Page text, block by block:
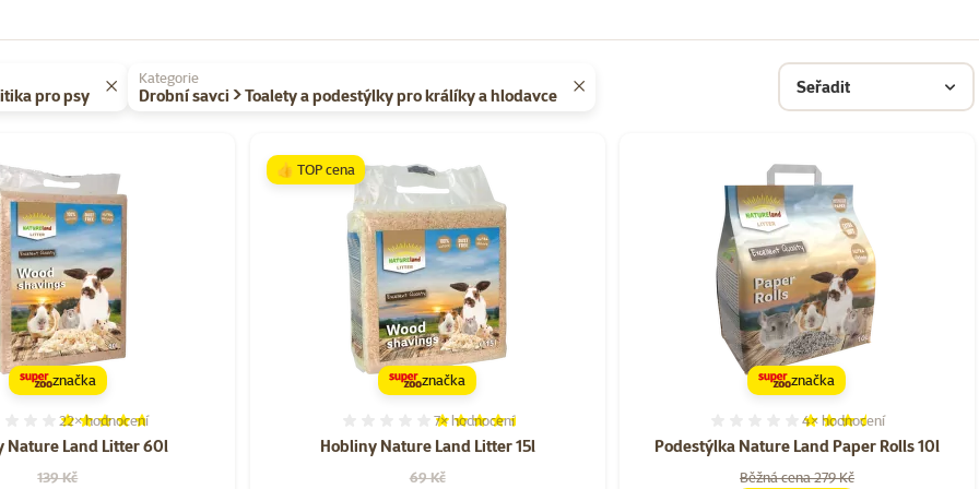
pro psy
Kategorie
Drobní savci > Toalety a podestýlky pro králíky a hlodavce Seřadit
Nature Land Litter 60l
Hodnocení 92%, počet hodnocení: 22
22×hodnocení
Původní cena
139 Kč
značka
Hobliny Nature Land Litter 15l
Hodnocení 89%, počet hodnocení: 7
7×hodnocení
Původní cena
69 Kč
👍 TOP cena
značka
Podestýlka Nature Land Paper Rolls 10l
Hodnocení 70%, počet
4× hodnocení
Běžná cena 279 Kč
značka